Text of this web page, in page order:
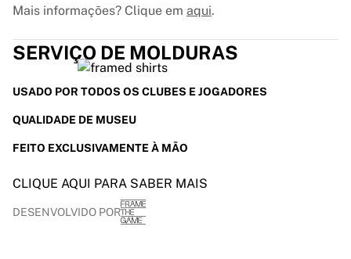
Mais informações? Clique em aqui.
SERVIÇO DE MOLDURAS
USADO POR TODOS OS CLUBES E JOGADORES
QUALIDADE DE MUSEU
FEITO EXCLUSIVAMENTE À MÃO
CLIQUE AQUI PARA SABER MAIS
DESENVOLVIDO POR